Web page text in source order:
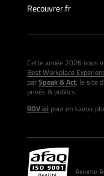
Recouvrer.fr
Cette année 2026 nous
Best Workplace
parSpeak & Act, le site
privés & publics.
RDV icipour en savoir
Axiome